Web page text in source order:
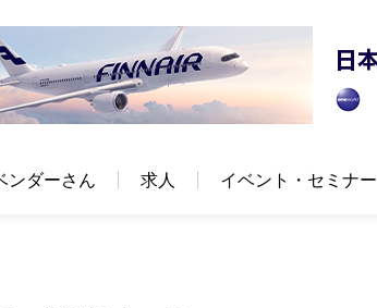
ンダーさん 求人 イベント・セミナー